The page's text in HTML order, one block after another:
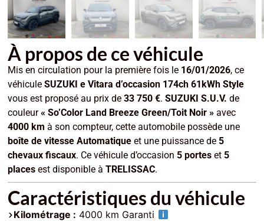
À propos de ce véhicule
Mis en circulation pour la première fois le 16/01/2026, ce
véhiculeSUZUKI e Vitara d’occasion 174ch 61kWh Style
vous est proposé au prix de33 750 €.SUZUKI S.U.V. de
couleur« So’Color Land Breeze Green/Toit Noir » avec
4000 km à son compteur, cette automobile possède une
boîte de vitesse Automatique et une puissance de5
chevaux fiscaux. Ce véhicule d’occasion5 portes et5
places est disponible àTRELISSAC.
Caractéristiques du véhicule
Kilométrage : 4000 km Garanti